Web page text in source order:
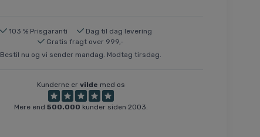
103 % Prisgaranti
Dag til dag levering
Gratis fragt over 999,-
Bestil nu og vi sender mandag. Modtag tirsdag.
Kunderne er vilde med os
Mere end 500.000 kunder siden 2003.